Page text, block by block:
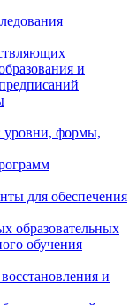
и
уровни, формы,
для обеспечения
образовательных
обучения
и